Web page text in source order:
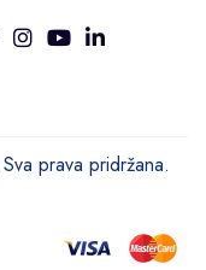
prava pridržana.